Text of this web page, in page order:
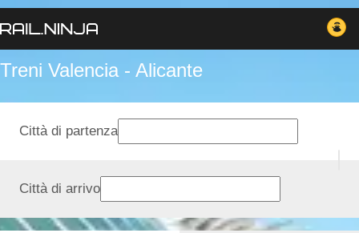
Treni Valencia - Alicante
Città di partenza
Città di arrivo